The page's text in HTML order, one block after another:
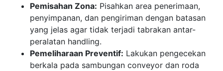
Pemisahan Zona: Pisahkan area penerimaan,
penyimpanan, dan pengiriman dengan batasan
yang jelas agar tidak terjadi tabrakan antar-
peralatan handling.
Pemeliharaan Preventif: Lakukan pengecekan
berkala pada sambungan conveyor dan roda